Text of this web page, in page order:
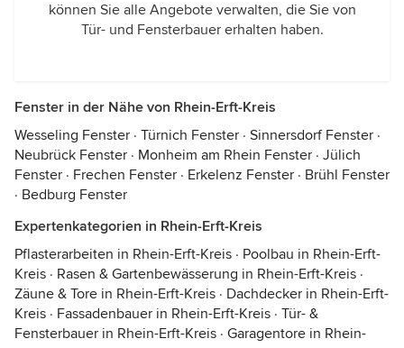
können Sie alle Angebote verwalten, die Sie von
Tür- und Fensterbauer erhalten haben.
Fenster in der Nähe von Rhein-Erft-Kreis
Wesseling Fenster · Türnich Fenster · Sinnersdorf Fenster ·
Neubrück Fenster · Monheim am Rhein Fenster · Jülich
Fenster · Frechen Fenster · Erkelenz Fenster · Brühl Fenster
· Bedburg Fenster
Expertenkategorien in Rhein-Erft-Kreis
Pflasterarbeiten in Rhein-Erft-Kreis · Poolbau in Rhein-Erft-
Kreis · Rasen & Gartenbewässerung in Rhein-Erft-Kreis ·
Zäune & Tore in Rhein-Erft-Kreis · Dachdecker in Rhein-Erft-
Kreis · Fassadenbauer in Rhein-Erft-Kreis · Tür- &
Fensterbauer in Rhein-Erft-Kreis · Garagentore in Rhein-